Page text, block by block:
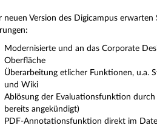
neuen Version des Digicampus
Modernisierte und an das Corporate
Oberfläche
Überarbeitung etlicher Funktionen, u.a.
und Wiki
Ablösung der Evaluationsfunktion
bereits angekündigt)
PDF-Annotationsfunktion direkt im